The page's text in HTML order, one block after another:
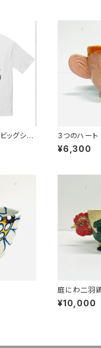
ッグシル
3つのハー
OKU☆
¥6,300
庭にわ二羽
んなの
¥10,000